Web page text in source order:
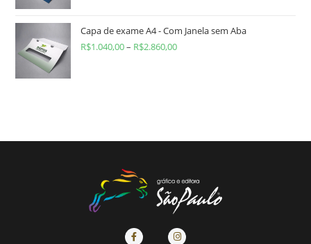
Capa de exame A4 - Com Janela sem Aba
R$1.040,00– R$2.860,00